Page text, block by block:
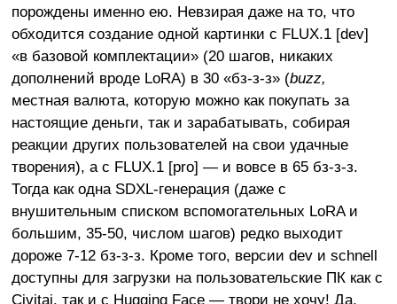
порождены именно ею. Невзирая даже на то, что
обходится создание одной картинки с FLUX.1 [dev]
«в базовой комплектации» (20 шагов, никаких
дополнений вроде LoRA) в 30 «бз-з-з» (buzz,
местная валюта, которую можно как покупать за
настоящие деньги, так и зарабатывать, собирая
реакции других пользователей на свои удачные
творения), а с FLUX.1 [pro] — и вовсе в 65 бз-з-з.
Тогда как одна SDXL-генерация (даже с
внушительным списком вспомогательных LoRA и
большим, 35-50, числом шагов) редко выходит
дороже 7-12 бз-з-з. Кроме того, версии dev и schnell
доступны для загрузки на пользовательские ПК как с
Civitai, так и с Hugging Face — твори не хочу! Да,